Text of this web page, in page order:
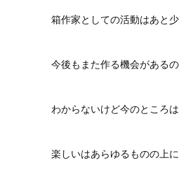
箱作家としての活動はあと
今後もまた作る機会があるの
わからないけど今のところ
楽しいはあらゆるものの上